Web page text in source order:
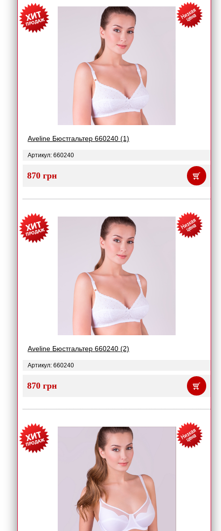
Aveline Бюстгальтер 660240 (1)
Артикул: 660240
870 грн
Aveline Бюстгальтер 660240 (2)
Артикул: 660240
870 грн